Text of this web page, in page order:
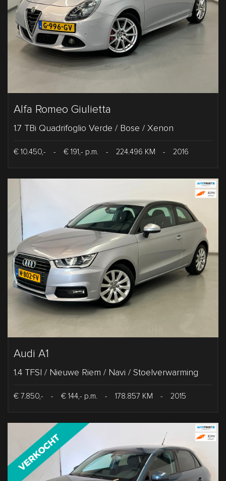
Alfa Romeo Giulietta
1.7 TBi Quadrifoglio Verde / Bose / Xenon
€ 10.450,- - € 191,- p.m. - 224.496 KM - 2016
Audi A1
1.4 TFSI / Nieuwe Riem / Navi / Stoelverwarming
€ 7.850,- - € 144,- p.m. - 178.857 KM - 2015